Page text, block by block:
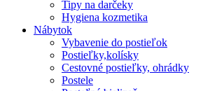
Tipy na darčeky
Hygiena kozmetika
Nábytok
Vybavenie do postieľok
Postieľky,kolísky
Cestovné postieľky, ohrádky
Postele